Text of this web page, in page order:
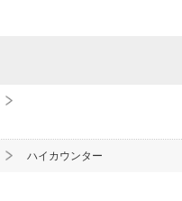
ハイカウンター